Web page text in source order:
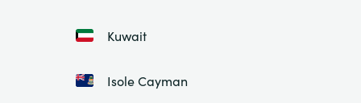
Kuwait
Isole Cayman